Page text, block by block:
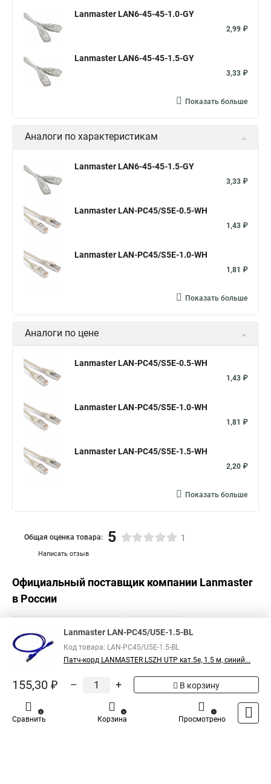
Lanmaster LAN6-45-45-1.0-GY
2,99 ₽
Lanmaster LAN6-45-45-1.5-GY
3,33 ₽
Показать больше
Аналоги по характеристикам
Lanmaster LAN6-45-45-1.5-GY
3,33 ₽
Lanmaster LAN-PC45/S5E-0.5-WH
1,43 ₽
Lanmaster LAN-PC45/S5E-1.0-WH
1,81 ₽
Показать больше
Аналоги по цене
Lanmaster LAN-PC45/S5E-0.5-WH
1,43 ₽
Lanmaster LAN-PC45/S5E-1.0-WH
1,81 ₽
Lanmaster LAN-PC45/S5E-1.5-WH
2,20 ₽
Показать больше
Написать отзыв
Общая оценка товара: 5 1
Официальный поставщик компании Lanmaster
в России
Lanmaster LAN-PC45/U5E-1.5-BL
Код товара: LAN-PC45/U5E-1.5-BL
Патч-корд LANMASTER LSZH UTP кат.5e, 1.5 м, синий...
155,30 ₽ – + В корзину
Сравнить
0
Корзина
0
Просмотрено
1